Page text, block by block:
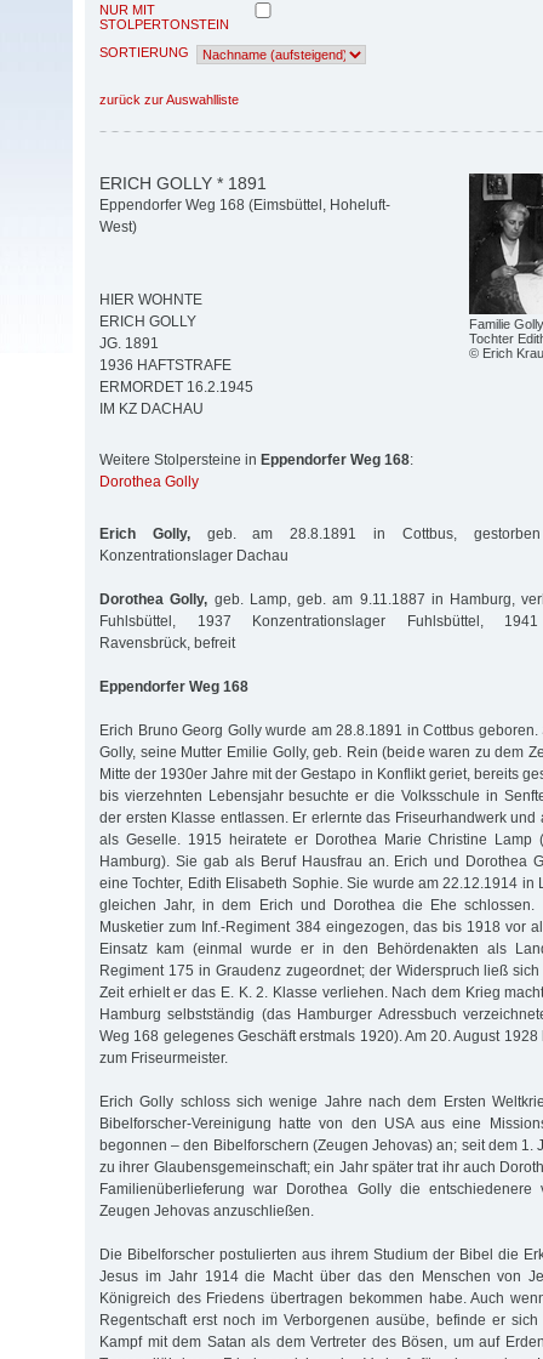
NUR MIT
STOLPERTONSTEIN
SORTIERUNG
zurück zur Auswahlliste
Familie
Tochter
© Erich
ERICH GOLLY * 1891
Eppendorfer Weg 168 (Eimsbüttel, Hoheluft-
West)
HIER WOHNTE
ERICH GOLLY
JG. 1891
1936 HAFTSTRAFE
ERMORDET 16.2.1945
IM KZ DACHAU
Weitere Stolpersteine in Eppendorfer Weg 168:
Dorothea Golly
Erich Golly,geb. am 28.8.1891 in Cottbus,
Konzentrationslager Dachau
Dorothea Golly, geb. Lamp, geb. am 9.11.1887 in Hamburg,
Fuhlsbüttel, 1937 Konzentrationslager Fuhlsbüttel, 1941
Ravensbrück, befreit
Eppendorfer Weg 168
Erich Bruno Georg Golly wurde am 28.8.1891 in Cottbus
Golly, seine Mutter Emilie Golly, geb. Rein (beide waren zu dem
Mitte der 1930er Jahre mit der Gestapo in Konflikt geriet, bereits
bis vierzehnten Lebensjahr besuchte er die Volksschule in
der ersten Klasse entlassen. Er erlernte das Friseurhandwerk und
als Geselle. 1915 heiratete er Dorothea Marie Christine Lamp
Hamburg). Sie gab als Beruf Hausfrau an. Erich und Dorothea
eine Tochter, Edith Elisabeth Sophie. Sie wurde am 22.12.1914 in
gleichen Jahr, in dem Erich und Dorothea die Ehe
Musketier zum Inf.-Regiment 384 eingezogen, das bis 1918 vor
Einsatz kam (einmal wurde er in den Behördenakten als
Regiment 175 in Graudenz zugeordnet; der Widerspruch ließ
Zeit erhielt er das E. K. 2. Klasse verliehen. Nach dem Krieg
Hamburg selbstständig (das Hamburger Adressbuch
Weg 168 gelegenes Geschäft erstmals 1920). Am 20. August
zum Friseurmeister.
Erich Golly schloss sich wenige Jahre nach dem Ersten
Bibelforscher-Vereinigung hatte von den USA aus eine
begonnen – den Bibelforschern (Zeugen Jehovas) an; seit dem 1.
zu ihrer Glaubensgemeinschaft; ein Jahr später trat ihr auch
Familienüberlieferung war Dorothea Golly die
Zeugen Jehovas anzuschließen.
Die Bibelforscher postulierten aus ihrem Studium der Bibel die
Jesus im Jahr 1914 die Macht über das den Menschen von
Königreich des Friedens übertragen bekommen habe. Auch
Regentschaft erst noch im Verborgenen ausübe, befinde er
Kampf mit dem Satan als dem Vertreter des Bösen, um auf